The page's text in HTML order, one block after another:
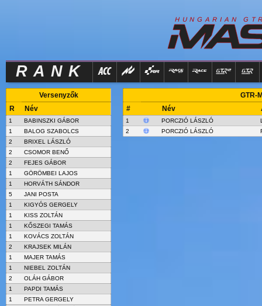
H U N G A R I A N G T
RANK
Versenyzők
R
Név
1
BABINSZKI GÁBOR
1
BALOG SZABOLCS
2
BRIXEL LÁSZLÓ
2
CSOMOR BENŐ
2
FEJES GÁBOR
1
GÖRÖMBEI LAJOS
1
HORVÁTH SÁNDOR
5
JANI POSTA
1
KIGYÓS GERGELY
1
KISS ZOLTÁN
1
KŐSZEGI TAMÁS
1
KOVÁCS ZOLTÁN
2
KRAJSEK MILÁN
1
MAJER TAMÁS
1
NIEBEL ZOLTÁN
2
OLÁH GÁBOR
1
PAPDI TAMÁS
1
PETRA GERGELY
GTR-
#
Név
1 PORCZIÓ LÁSZLÓ
2
PORCZIÓ LÁSZLÓ